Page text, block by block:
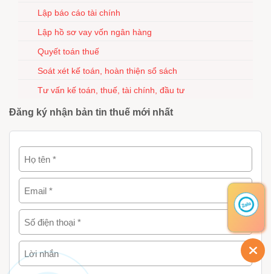
Lập báo cáo tài chính
Lập hồ sơ vay vốn ngân hàng
Quyết toán thuế
Soát xét kế toán, hoàn thiện sổ sách
Tư vấn kế toán, thuế, tài chính, đầu tư
Đăng ký nhận bản tin thuế mới nhất